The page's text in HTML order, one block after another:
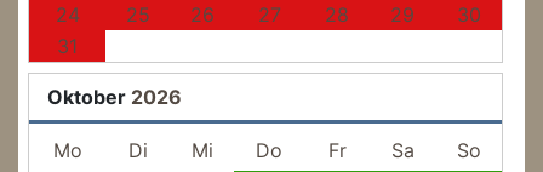
24
25 26 27 28 29
30
31
Oktober 2026
Mo Di Mi Do Fr Sa
So